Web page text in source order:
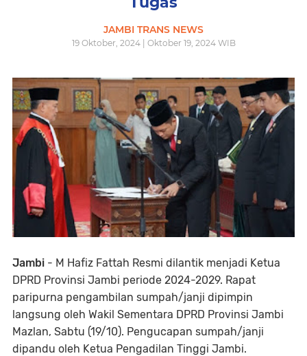
JAMBI TRANS NEWS
19 Oktober, 2024 | Oktober 19, 2024 WIB
Jambi - M Hafiz Fattah Resmi dilantik menjadi Ketua
DPRD Provinsi Jambi periode 2024-2029. Rapat
paripurna pengambilan sumpah/janji dipimpin
langsung oleh Wakil Sementara DPRD Provinsi Jambi
Mazlan, Sabtu (19/10). Pengucapan sumpah/janji
dipandu oleh Ketua Pengadilan Tinggi Jambi.